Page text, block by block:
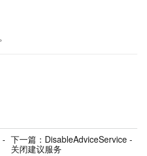
- 下一篇： DisableAdviceService -
关闭建议服务